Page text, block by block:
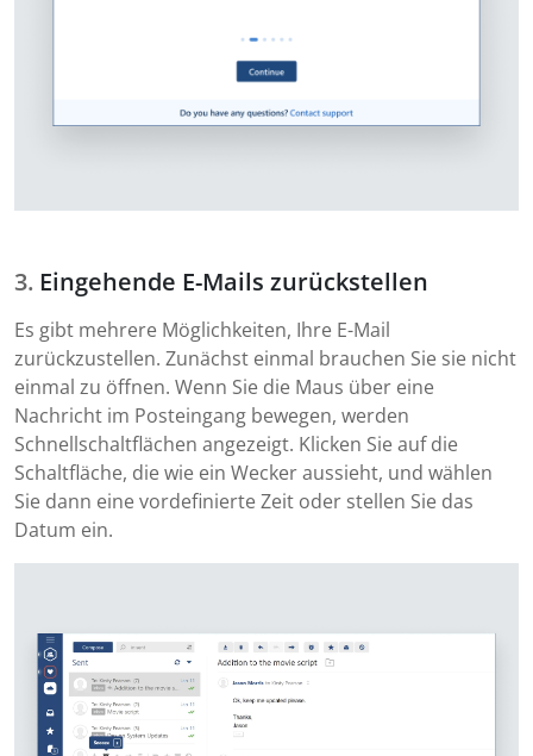
Eingehende E-Mails zurückstellen
Es gibt mehrere Möglichkeiten, Ihre E-Mail
zurückzustellen. Zunächst einmal brauchen Sie sie nicht
einmal zu öffnen. Wenn Sie die Maus über eine
Nachricht im Posteingang bewegen, werden
Schnellschaltflächen angezeigt. Klicken Sie auf die
Schaltfläche, die wie ein Wecker aussieht, und wählen
Sie dann eine vordefinierte Zeit oder stellen Sie das
Datum ein.